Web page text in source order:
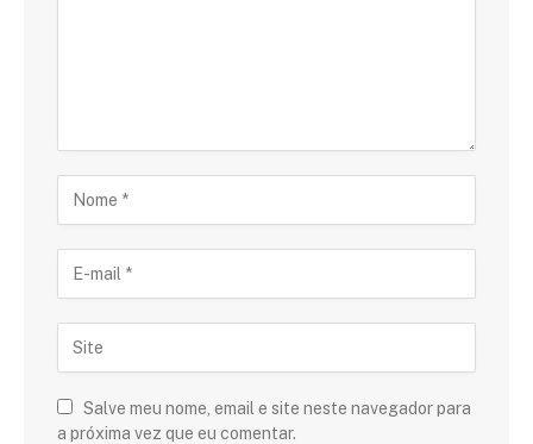
Salve meu nome, email e site neste navegador para
a próxima vez que eu comentar.